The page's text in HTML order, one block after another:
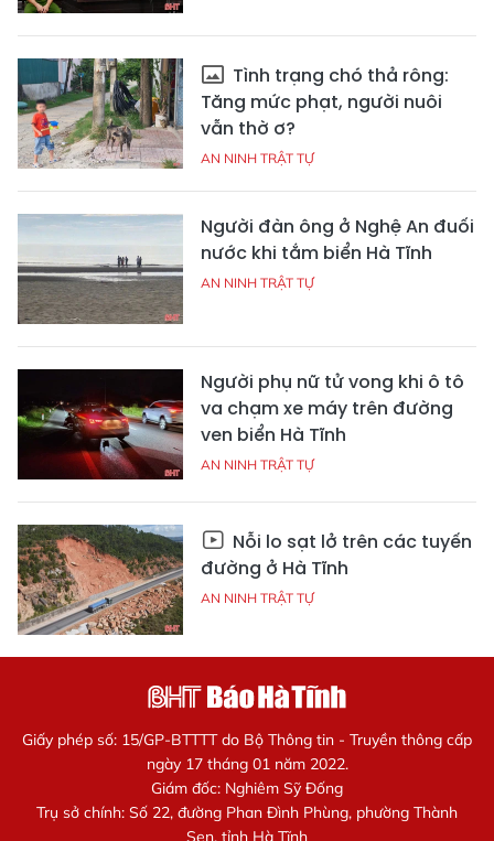
Tình trạng chó thả rông:
Tăng mức phạt, người nuôi
vẫn thờ ơ?
AN NINH TRẬT TỰ
Người đàn ông ở Nghệ An đuối
nước khi tắm biển Hà Tĩnh
AN NINH TRẬT TỰ
Người phụ nữ tử vong khi ô tô
va chạm xe máy trên đường
ven biển Hà Tĩnh
AN NINH TRẬT TỰ
Nỗi lo sạt lở trên các tuyến
đường ở Hà Tĩnh
AN NINH TRẬT TỰ
Giấy phép số: 15/GP-BTTTT do Bộ Thông tin - Truyền thông cấp
ngày 17 tháng 01 năm 2022.
Giám đốc: Nghiêm Sỹ Đống
Trụ sở chính: Số 22, đường Phan Đình Phùng, phường Thành
Sen, tỉnh Hà Tĩnh